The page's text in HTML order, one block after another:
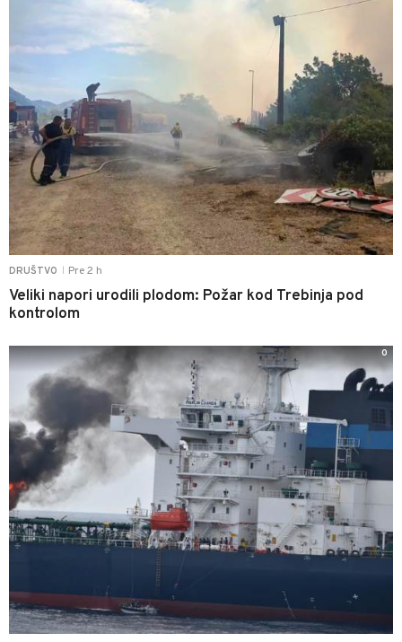
DRUŠTVO Pre 2 h
Veliki napori urodili plodom: Požar kod Trebinja pod
kontrolom
0